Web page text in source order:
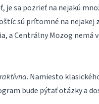
je sa pozrieť na nejakú
sú prítomné na nejakej
a Centrálny Mozog nemá
. Namiesto
bude pýtať otázky a